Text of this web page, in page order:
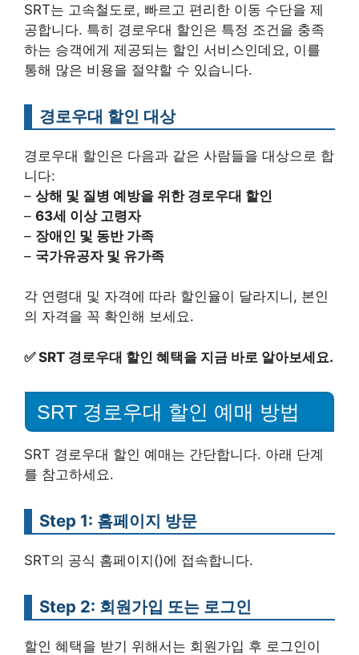
SRT는 고속철도로, 빠르고 편리한 이동 수단을 제
공합니다. 특히 경로우대 할인은 특정 조건을 충족
하는 승객에게 제공되는 할인 서비스인데요, 이를
통해 많은 비용을 절약할 수 있습니다.
경로우대 할인 대상
경로우대 할인은 다음과 같은 사람들을 대상으로 합
니다:
– 상해 및 질병 예방을 위한 경로우대 할인
– 63세 이상 고령자
– 장애인 및 동반 가족
– 국가유공자 및 유가족
각 연령대 및 자격에 따라 할인율이 달라지니, 본인
의 자격을 꼭 확인해 보세요.
✅SRT 경로우대 할인 혜택을 지금 바로 알아보세요.
SRT 경로우대 할인 예매 방법
SRT 경로우대 할인 예매는 간단합니다. 아래 단계
를 참고하세요.
Step 1: 홈페이지 방문
SRT의 공식 홈페이지()에 접속합니다.
Step 2: 회원가입 또는 로그인
할인 혜택을 받기 위해서는 회원가입 후 로그인이